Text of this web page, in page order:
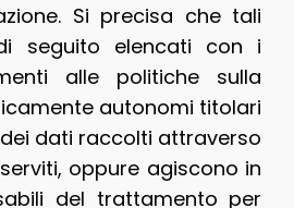
Si precisa che tali
seguito elencati con i
alle politiche sulla
autonomi titolari
dati raccolti attraverso
oppure agiscono in
del trattamento per